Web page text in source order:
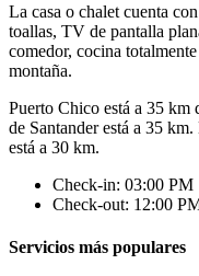
La casa o chalet cuenta
toallas, TV de pantalla
comedor, cocina
montaña.
Puerto Chico está a 35 km
de Santander está a 35
está a 30 km.
Check-in: 03:00 PM
Check-out: 12:00
Servicios más populares